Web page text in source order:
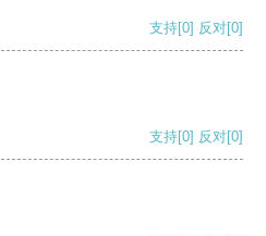
支持[0] 反对[0]
支持[0] 反对[0]